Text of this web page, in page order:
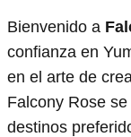
Bienvenido a
confianza en
en el arte de
Falcony Rose
destinos